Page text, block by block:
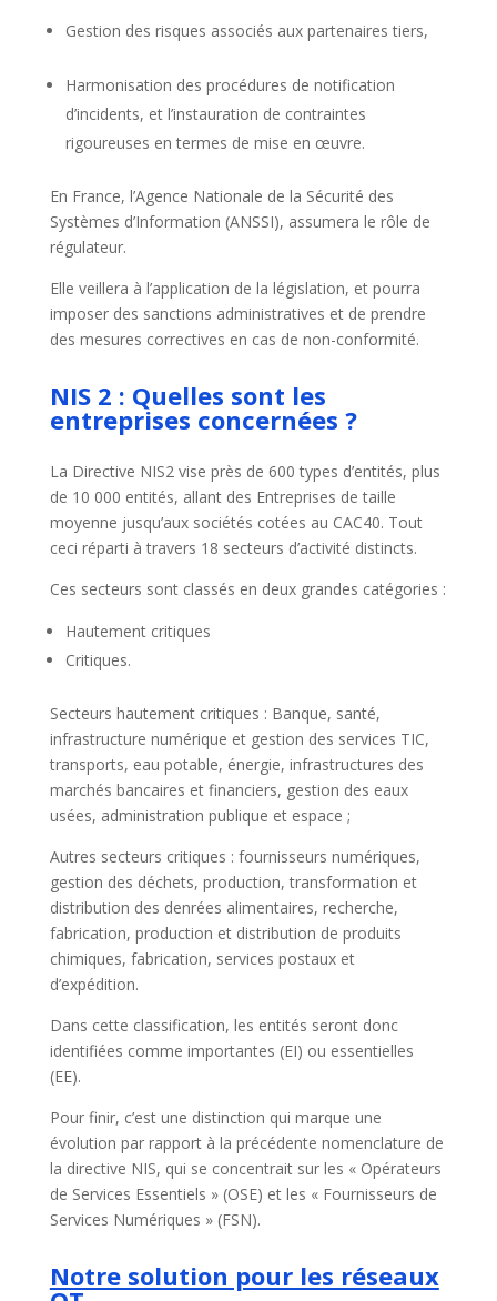
Gestion des risques associés aux partenaires tiers,
Harmonisation des procédures de notification
d’incidents, et l’instauration de contraintes
rigoureuses en termes de mise en œuvre.
En France, l’Agence Nationale de la Sécurité des
Systèmes d’Information (ANSSI), assumera le rôle de
régulateur.
Elle veillera à l’application de la législation, et pourra
imposer des sanctions administratives et de prendre
des mesures correctives en cas de non-conformité.
NIS 2 : Quelles sont les
entreprises concernées ?
La Directive NIS2 vise près de 600 types d’entités, plus
de 10 000 entités, allant des Entreprises de taille
moyenne jusqu’aux sociétés cotées au CAC40. Tout
ceci réparti à travers 18 secteurs d’activité distincts.
Ces secteurs sont classés en deux grandes catégories :
Hautement critiques
Critiques.
Secteurs hautement critiques : Banque, santé,
infrastructure numérique et gestion des services TIC,
transports, eau potable, énergie, infrastructures des
marchés bancaires et financiers, gestion des eaux
usées, administration publique et espace ;
Autres secteurs critiques : fournisseurs numériques,
gestion des déchets, production, transformation et
distribution des denrées alimentaires, recherche,
fabrication, production et distribution de produits
chimiques, fabrication, services postaux et
d’expédition.
Dans cette classification, les entités seront donc
identifiées comme importantes (EI) ou essentielles
(EE).
Pour finir, c’est une distinction qui marque une
évolution par rapport à la précédente nomenclature de
la directive NIS, qui se concentrait sur les « Opérateurs
de Services Essentiels » (OSE) et les « Fournisseurs de
Services Numériques » (FSN).
Notre solution pour les réseaux